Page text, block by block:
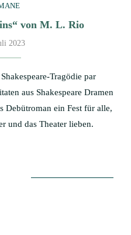
von M. L. Rio
2023
Tragödie par
aus Shakespeare Dramen
Debütroman ein Fest für alle,
und das Theater lieben.